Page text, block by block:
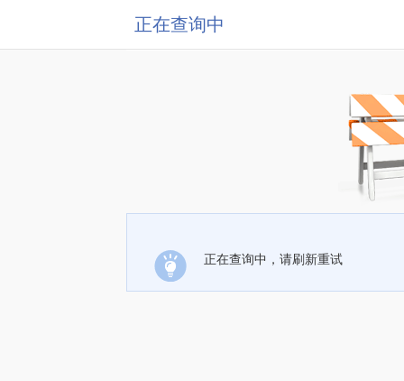
正在查询中
正在查询中，请刷新重试